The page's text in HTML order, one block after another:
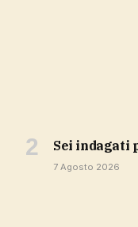
sei indagati
7 Agosto 2026